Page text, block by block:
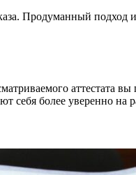
Продуманный подход
аттестата
себя более уверенно на